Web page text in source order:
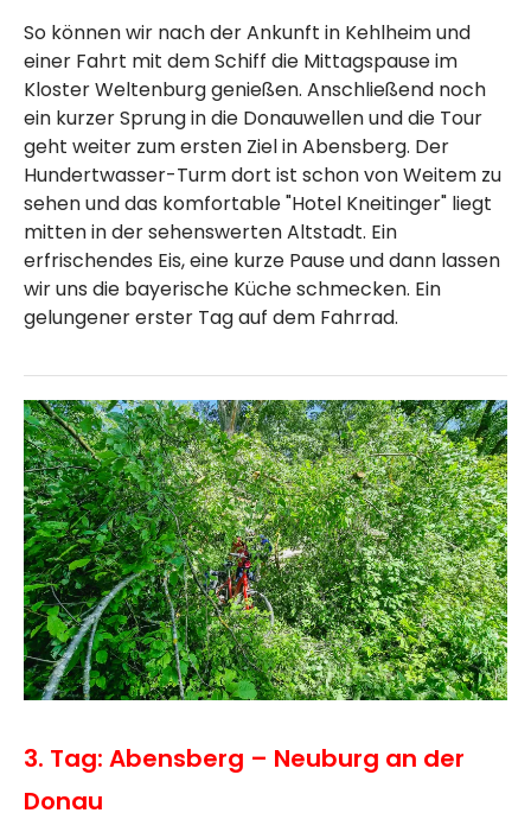
So können wir nach der Ankunft in Kehlheim und
einer Fahrt mit dem Schiff die Mittagspause im
Kloster Weltenburg genießen. Anschließend noch
ein kurzer Sprung in die Donauwellen und die Tour
geht weiter zum ersten Ziel in Abensberg. Der
Hundertwasser-Turm dort ist schon von Weitem zu
sehen und das komfortable "Hotel Kneitinger" liegt
mitten in der sehenswerten Altstadt. Ein
erfrischendes Eis, eine kurze Pause und dann lassen
wir uns die bayerische Küche schmecken. Ein
gelungener erster Tag auf dem Fahrrad.
3. Tag: Abensberg – Neuburg an der
Donau